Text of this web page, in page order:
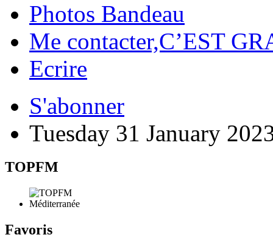
Photos Bandeau
Me contacter,C’EST
Ecrire
S'abonner
Tuesday 31 January
TOPFM
Favoris